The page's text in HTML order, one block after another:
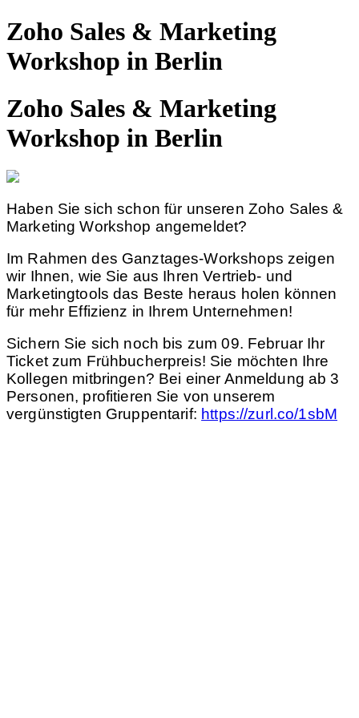
Zoho Sales & Marketing
Workshop in Berlin
Zoho Sales & Marketing
Workshop in Berlin
Haben Sie sich schon für unseren Zoho Sales &
Marketing Workshop angemeldet?
Im Rahmen des Ganztages-Workshops zeigen
wir Ihnen, wie Sie aus Ihren Vertrieb- und
Marketingtools das Beste heraus holen können
für mehr Effizienz in Ihrem Unternehmen!
Sichern Sie sich noch bis zum 09. Februar Ihr
Ticket zum Frühbucherpreis! Sie möchten Ihre
Kollegen mitbringen? Bei einer Anmeldung ab 3
Personen, profitieren Sie von unserem
vergünstigten Gruppentarif: https://zurl.co/1sbM